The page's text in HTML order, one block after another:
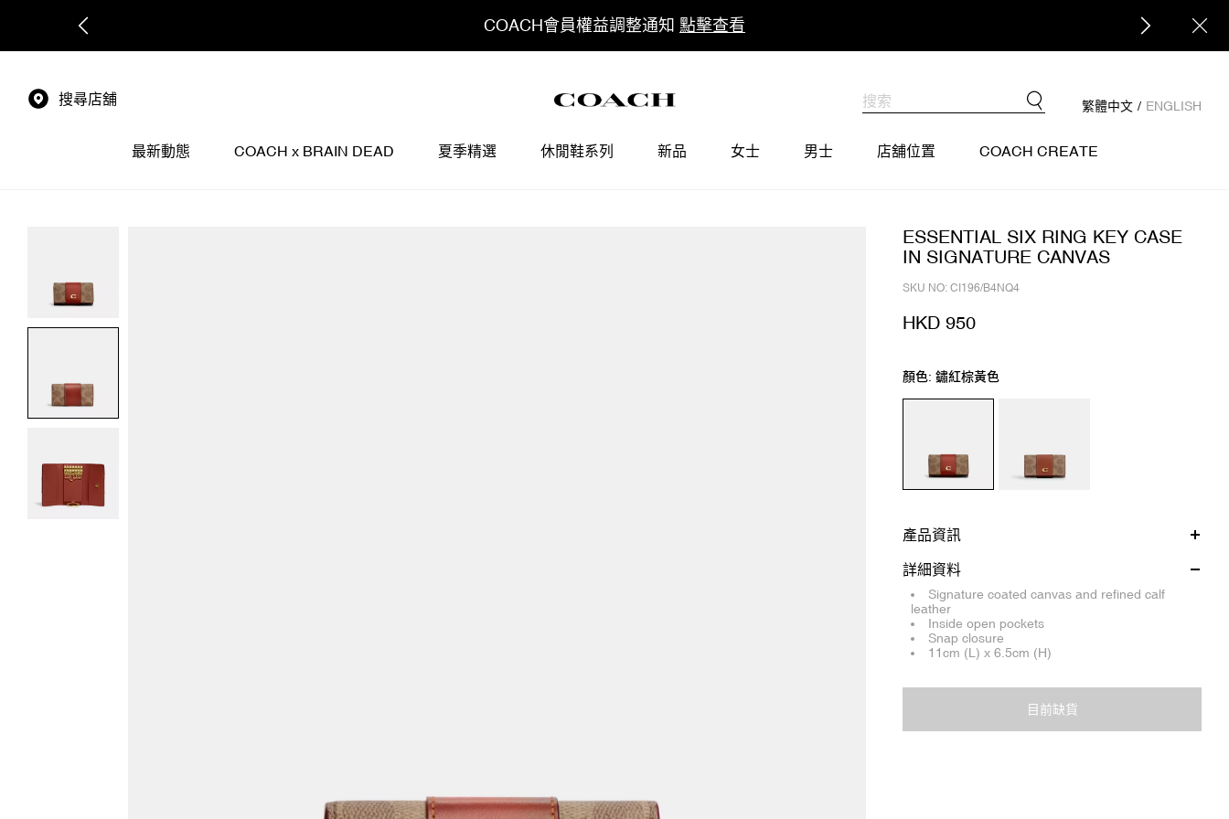
COACH會員權益調整通知 點擊查看
搜尋店舖 繁體中文 / ENGLISH
最新動態 COACH x BRAIN DEAD 夏季精選 休閒鞋系列 新品 女士 男士 店舖位置 COACH CREATE
ESSENTIAL SIX RING KEY CASE
IN SIGNATURE CANVAS
SKU NO: CI196/B4NQ4
HKD 950
顏色: 鏽紅棕黃色
產品資訊
詳細資料
Signature coated canvas and refined calf
leather
Inside open pockets
Snap closure
11cm (L) x 6.5cm (H)
目前缺貨